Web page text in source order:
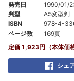
発売日
1990/01/
判型
A5変型判
ISBN
978-4-
ページ数
169頁
定価 1,923円（本体価
シェ